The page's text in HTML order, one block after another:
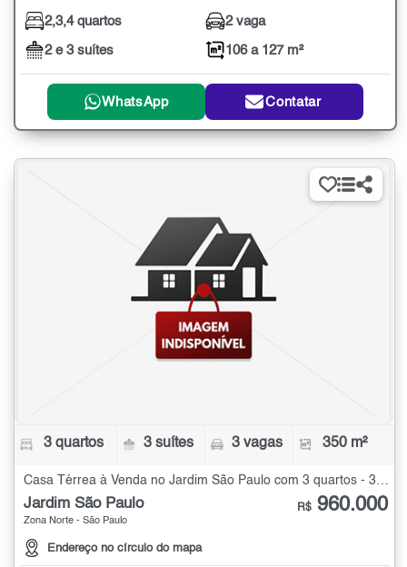
2,3,4 quartos
2 e 3 suítes
2 vaga
106 a 127 m²
WhatsApp Contatar
3 quartos 3 suítes 3 vagas 350 m²
Casa Térrea à Venda no Jardim São Paulo com 3 quartos - 350 m²
Jardim São Paulo
Zona Norte - São Paulo
Endereço no círculo do mapa
R$ 960.000